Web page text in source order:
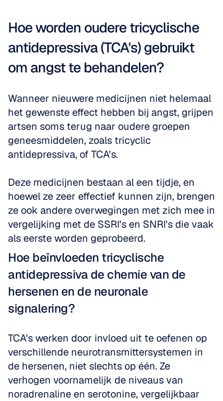
Hoe worden oudere tricyclische
antidepressiva (TCA's) gebruikt
om angst te behandelen?
Wanneer nieuwere medicijnen niet helemaal
het gewenste effect hebben bij angst, grijpen
artsen soms terug naar oudere groepen
geneesmiddelen, zoals tricyclic
antidepressiva, of TCA's.
Deze medicijnen bestaan al een tijdje, en
hoewel ze zeer effectief kunnen zijn, brengen
ze ook andere overwegingen met zich mee in
vergelijking met de SSRI's en SNRI's die vaak
als eerste worden geprobeerd.
Hoe beïnvloeden tricyclische
antidepressiva de chemie van de
hersenen en de neuronale
signalering?
TCA's werken door invloed uit te oefenen op
verschillende neurotransmittersystemen in
de hersenen, niet slechts op één. Ze
verhogen voornamelijk de niveaus van
noradrenaline en serotonine, vergelijkbaar